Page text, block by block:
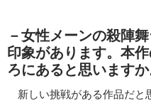
－女性メーンの殺陣
印象があります。本
ろにあると思いますか
新しい挑戦がある作品だと